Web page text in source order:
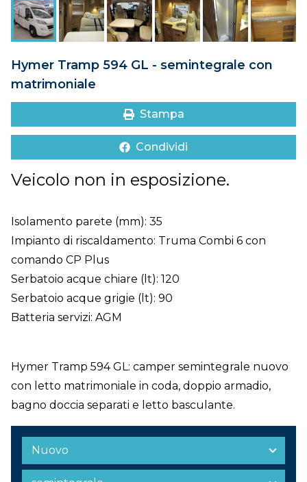
DOVE SIAMO
CONTATTI
Hymer Tramp 594 GL - semintegrale con
matrimoniale
Stampa
Condividi
Veicolo non in esposizione.
Isolamento parete (mm): 35
Impianto di riscaldamento: Truma Combi 6 con
comando CP Plus
Serbatoio acque chiare (lt): 120
Serbatoio acque grigie (lt): 90
Batteria servizi: AGM
Hymer Tramp 594 GL: camper semintegrale nuovo
con letto matrimoniale in coda, doppio armadio,
bagno doccia separati e letto basculante.